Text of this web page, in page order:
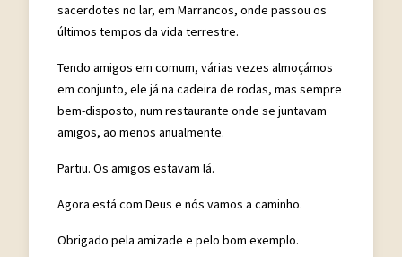
sacerdotes no lar, em Marrancos, onde passou os
últimos tempos da vida terrestre.
Tendo amigos em comum, várias vezes almoçámos
em conjunto, ele já na cadeira de rodas, mas sempre
bem-disposto, num restaurante onde se juntavam
amigos, ao menos anualmente.
Partiu. Os amigos estavam lá.
Agora está com Deus e nós vamos a caminho.
Obrigado pela amizade e pelo bom exemplo.